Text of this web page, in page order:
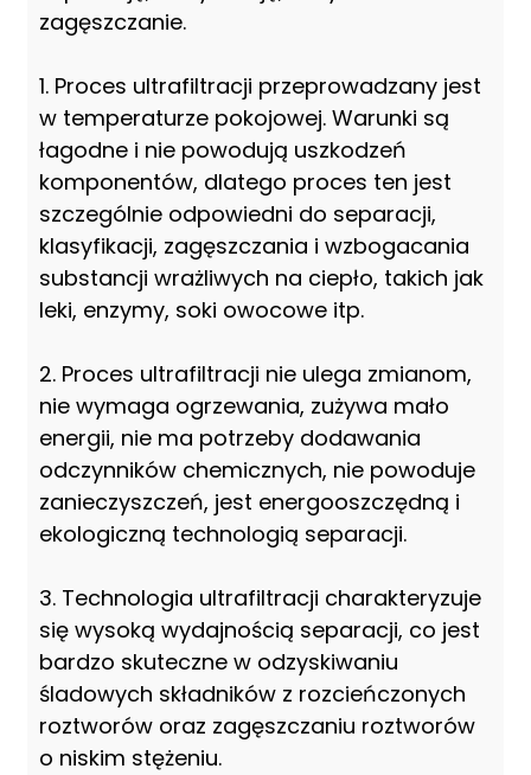
zagęszczanie.
1. Proces ultrafiltracji przeprowadzany jest
w temperaturze pokojowej. Warunki są
łagodne i nie powodują uszkodzeń
komponentów, dlatego proces ten jest
szczególnie odpowiedni do separacji,
klasyfikacji, zagęszczania i wzbogacania
substancji wrażliwych na ciepło, takich jak
leki, enzymy, soki owocowe itp.
2. Proces ultrafiltracji nie ulega zmianom,
nie wymaga ogrzewania, zużywa mało
energii, nie ma potrzeby dodawania
odczynników chemicznych, nie powoduje
zanieczyszczeń, jest energooszczędną i
ekologiczną technologią separacji.
3. Technologia ultrafiltracji charakteryzuje
się wysoką wydajnością separacji, co jest
bardzo skuteczne w odzyskiwaniu
śladowych składników z rozcieńczonych
roztworów oraz zagęszczaniu roztworów
o niskim stężeniu.